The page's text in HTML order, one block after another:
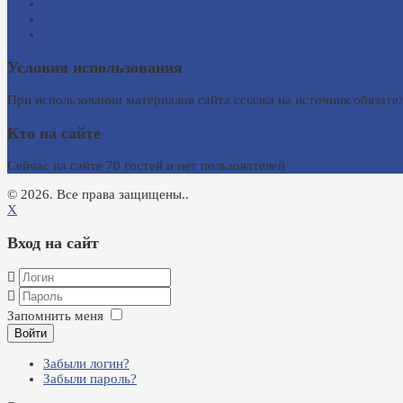
Условия использования
При использовании материалов сайта ссылка на источник
Кто на сайте
Сейчас на сайте 70 гостей и нет пользователей
© 2026. Все права защищены..
X
Вход на сайт
Запомнить меня
Войти
Забыли логин?
Забыли пароль?